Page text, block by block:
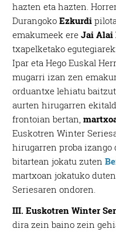
hazten eta hazten.
DurangokoEzkurdi
emakumeek ereJai Alai
txapelketako
Ipar eta Hego Euskal
mugarri izan zen
orduantxe lehiatu
aurten hirugarren
frontoian bertan,
Euskotren Winter
hirugarren proba izango
bitartean jokatu zuten
martxoan jokatuko
Seriesaren ondoren.
III. Euskotren Winter
dira zein baino zein